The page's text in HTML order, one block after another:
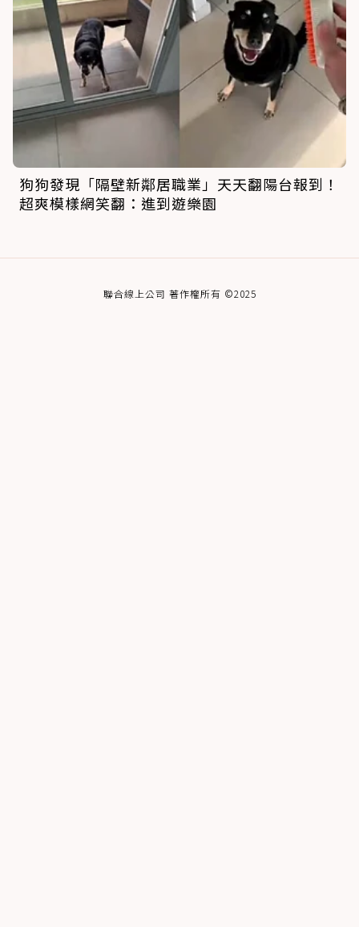
狗狗發現「隔壁新鄰居職業」天天翻陽台報到！
超爽模樣網笑翻：進到遊樂園
聯合線上公司 著作權所有 ©2025